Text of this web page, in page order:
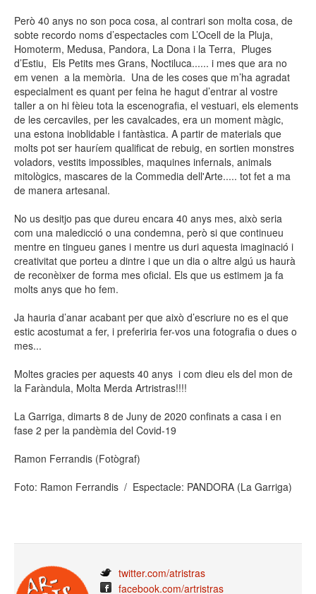
Però 40 anys no son poca cosa, al contrari son molta cosa, de
sobte recordo noms d’espectacles com L’Ocell de la Pluja,
Homoterm, Medusa, Pandora, La Dona i la Terra, Pluges
d’Estiu, Els Petits mes Grans, Noctiluca...... i mes que ara no
em venen a la memòria. Una de les coses que m’ha agradat
especialment es quant per feina he hagut d’entrar al vostre
taller a on hi fèieu tota la escenografia, el vestuari, els elements
de les cercaviles, per les cavalcades, era un moment màgic,
una estona inoblidable i fantàstica. A partir de materials que
molts pot ser hauríem qualificat de rebuig, en sortien monstres
voladors, vestits impossibles, maquines infernals, animals
mitològics, mascares de la Commedia dell'Arte..... tot fet a ma
de manera artesanal.
No us desitjo pas que dureu encara 40 anys mes, això seria
com una maledicció o una condemna, però si que continueu
mentre en tingueu ganes i mentre us duri aquesta imaginació i
creativitat que porteu a dintre i que un dia o altre algú us haurà
de reconèixer de forma mes oficial. Els que us estimem ja fa
molts anys que ho fem.
Ja hauria d’anar acabant per que això d’escriure no es el que
estic acostumat a fer, i preferiria fer-vos una fotografia o dues o
mes...
Moltes gracies per aquests 40 anys i com dieu els del mon de
la Faràndula, Molta Merda Artristras!!!!
La Garriga, dimarts 8 de Juny de 2020 confinats a casa i en
fase 2 per la pandèmia del Covid-19
Ramon Ferrandis (Fotògraf)
Foto: Ramon Ferrandis / Espectacle: PANDORA (La Garriga)
twitter.com/atristras
facebook.com/artristras